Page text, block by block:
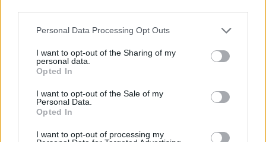
Personal Data Processing Opt Outs
I want to opt-out of the Sharing of my
personal data.
Opted In
I want to opt-out of the Sale of my
Personal Data.
Opted In
I want to opt-out of processing my
Captcha10 - 2 = ?
CAPTCHA